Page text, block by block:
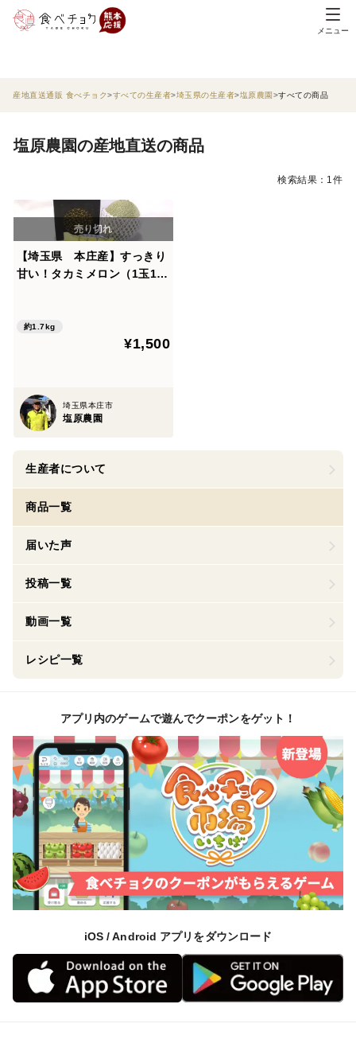
メニュー
産地直送通販 食べチョク すべての生産者 埼玉県の生産者 塩原農園 すべての商品
塩原農園の産地直送の商品
検索結果：1件
【埼玉県 本庄産】すっきり
甘い！タカミメロン（1玉1.5
約1.7kg
¥1,500
埼玉県本庄市
塩原農園
生産者について
商品一覧
届いた声
投稿一覧
動画一覧
レシピ一覧
アプリ内のゲームで遊んでクーポンをゲット！
iOS / Android アプリをダウンロード